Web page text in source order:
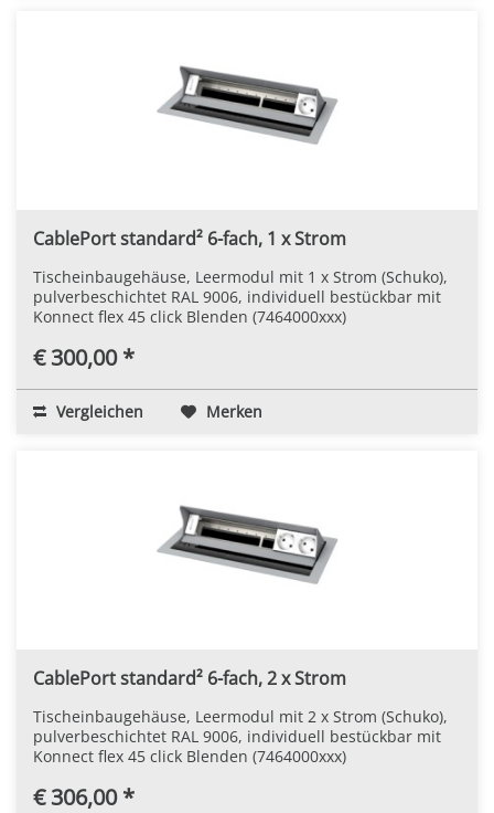
CablePort standard² 6-fach, 1 x Strom
Tischeinbaugehäuse, Leermodul mit 1 x Strom (Schuko),
pulverbeschichtet RAL 9006, individuell bestückbar mit
Konnect flex 45 click Blenden (7464000xxx)
€ 300,00 *
Vergleichen Merken
CablePort standard² 6-fach, 2 x Strom
Tischeinbaugehäuse, Leermodul mit 2 x Strom (Schuko),
pulverbeschichtet RAL 9006, individuell bestückbar mit
Konnect flex 45 click Blenden (7464000xxx)
€ 306,00 *